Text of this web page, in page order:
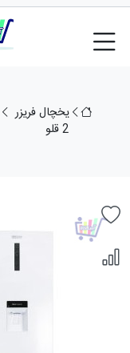
یخچال فریزر
2 قلو